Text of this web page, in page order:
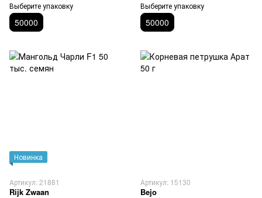
Выберите упаковку
50000
Выберите упаковку
50000
Новинка
Артикул: 21881
Rijk Zwaan
Артикул: 15130
Bejo